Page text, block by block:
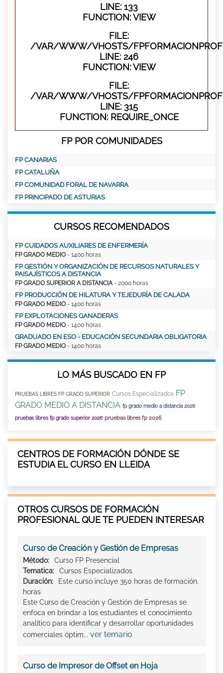
LINE: 133
FUNCTION: VIEW
FILE:
/VAR/WWW/VHOSTS/
LINE: 246
FUNCTION: VIEW
FILE:
/VAR/WWW/VHOSTS/
LINE: 315
FUNCTION: REQUIRE_ONCE
FP POR COMUNIDADES
FP CANARIAS
FP CATALUÑA
FP COMUNIDAD FORAL DE NAVARRA
FP PRINCIPADO DE ASTURIAS
CURSOS RECOMENDADOS
FP CUIDADOS AUXILIARES DE ENFERMERÍA
FP GRADO MEDIO - 1400 horas
FP GESTIÓN Y ORGANIZACIÓN DE RECURSOS NATURALES Y
PAISAJÍSTICOS A DISTANCIA
FP GRADO SUPERIOR A DISTANCIA - 2000 horas
FP PRODUCCIÓN DE HILATURA Y TEJEDURÍA DE CALADA
FP GRADO MEDIO - 1400 horas
FP EXPLOTACIONES GANADERAS
FP GRADO MEDIO - 1400 horas
GRADUADO EN ESO - EDUCACIÓN SECUNDARIA OBLIGATORIA
FP GRADO MEDIO - 1400 horas
LO MÁS BUSCADO EN FP
PRUEBAS LIBRES FP GRADO SUPERIOR Cursos Especializados FP
GRADO MEDIO A DISTANCIA fp grado medio a distancia 2026
pruebas libres fp grado superior 2026 pruebas libres fp 2026
CENTROS DE FORMACIÓN DÓNDE SE
ESTUDIA EL CURSO EN LLEIDA
OTROS CURSOS DE FORMACIÓN
PROFESIONAL QUE TE PUEDEN INTERESAR
Curso de Creación y Gestión de Empresas
Método:
Curso FP Presencial
Tematica:
Cursos Especializados
Duración:
Este curso incluye 350 horas de formación.
horas
Este Curso de Creación y Gestión de Empresas se
enfoca en brindar a los estudiantes el conocimiento
analítico para identificar y desarrollar oportunidades
comerciales óptim... ver temario
Curso de Impresor de Offset en Hoja